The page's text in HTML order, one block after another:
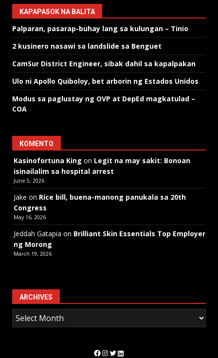
KAPAPASOK NA BALITA
Palparan, pasarap-buhay lang sa kulungan – Tinio
2 kusinero nasawi sa landslide sa Benguet
CamSur District Engineer, sibak dahil sa kapalpakan
Ulo ni Apollo Quiboloy, bet arborin ng Estados Unidos
Modus sa paglustay ng OVP at DepEd magkatulad –
COA
KOMENTO
Kasinofortuna King on Legit na may sakit: Bonoan
isinailalim sa hospital arrest
June 5, 2026
Jake on Rice bill, buena-manong panukala sa 20th
Congress
May 16, 2026
Jeddah Gatapia on Brilliant Skin Essentials Top Employer
ng Morong
March 19, 2026
ARCHIVES
Facebook
Instagram
Twitter
LinkedIn